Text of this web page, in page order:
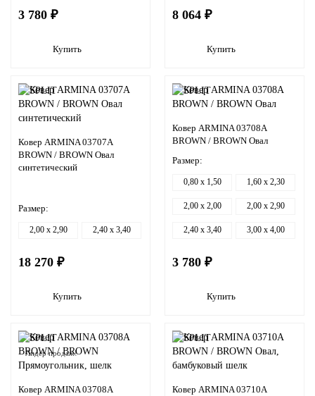
3 780 ₽
Купить
8 064 ₽
Купить
Ковер ARMINA 03707A
BROWN / BROWN Овал
синтетический
Размер:
2,00 x 2,90 2,40 x 3,40
18 270 ₽
Купить
Ковер ARMINA 03708A
BROWN / BROWN Овал
Размер:
0,80 x 1,50 1,60 x 2,30
2,00 x 2,00 2,00 x 2,90
2,40 x 3,40 3,00 x 4,00
3 780 ₽
Купить
Лидер продаж!
Ковер ARMINA 03708A
Ковер ARMINA 03710A